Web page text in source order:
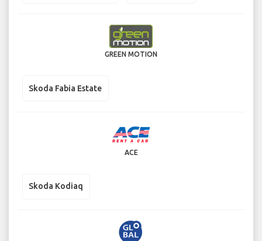
GREEN MOTION
Skoda Fabia Estate
ACE
Skoda Kodiaq